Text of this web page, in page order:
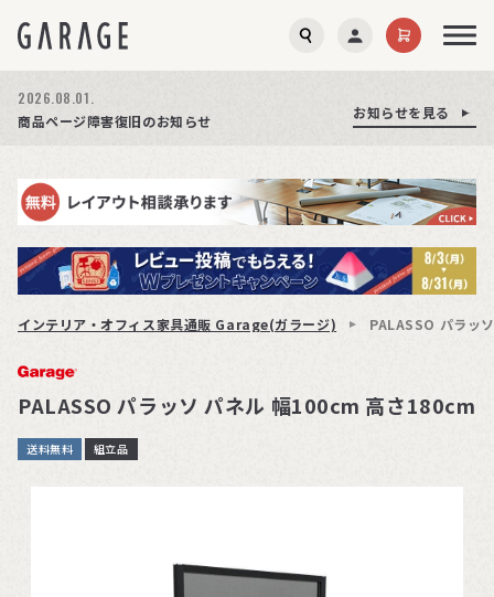
お知らせを見る
2026.08.01.
商品ページ障害復旧のお知らせ
お知らせを見る
お知らせを見る
インテリア・オフィス家具通販 Garage(ガラージ) PALASSO パラッ
PALASSO パラッソ パネル 幅100cm 高さ180cm
送料無料 組立品